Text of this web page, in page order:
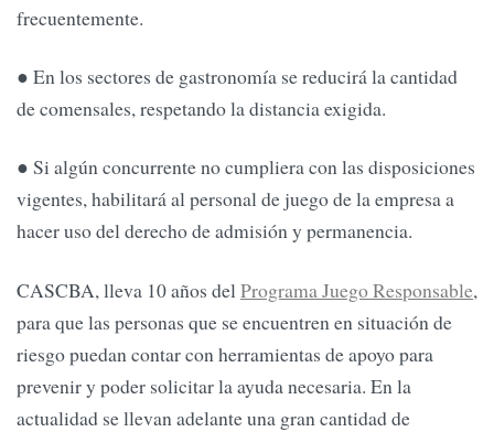
frecuentemente.
● En los sectores de gastronomía se reducirá la cantidad
de comensales, respetando la distancia exigida.
● Si algún concurrente no cumpliera con las disposiciones
vigentes, habilitará al personal de juego de la empresa a
hacer uso del derecho de admisión y permanencia.
CASCBA, lleva 10 años del Programa Juego Responsable,
para que las personas que se encuentren en situación de
riesgo puedan contar con herramientas de apoyo para
prevenir y poder solicitar la ayuda necesaria. En la
actualidad se llevan adelante una gran cantidad de